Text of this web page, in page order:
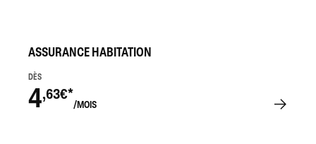
ASSURANCE HABITATION
DÈS
4,63€*
/MOIS